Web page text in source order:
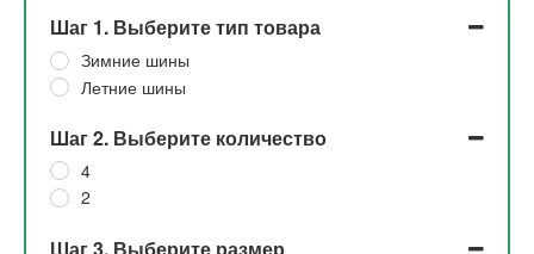
Шаг 1. Выберите тип товара
Зимние шины
Летние шины
Шаг 2. Выберите количество
4
2
Шаг 3. Выберите размер